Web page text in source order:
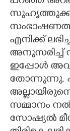
എനിക്ക്
അനുസരിച്ച്
ഇപ്പോൾ
തോന്നുന്നു.
സമ്മാനം
സോഷ്യൽ